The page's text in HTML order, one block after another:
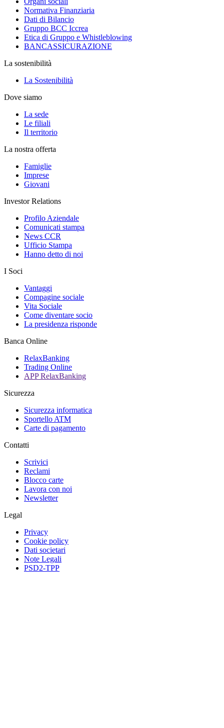
Normativa Finanziaria
Dati di Bilancio
Gruppo BCC Iccrea
Etica di Gruppo e Whistleblowing
BANCASSICURAZIONE
La sostenibilità
La Sostenibilità
Dove siamo
La sede
Le filiali
Il territorio
La nostra offerta
Famiglie
Imprese
Giovani
Investor Relations
Profilo Aziendale
Comunicati stampa
News CCR
Ufficio Stampa
Hanno detto di noi
I Soci
Vantaggi
Compagine sociale
Vita Sociale
Come diventare socio
La presidenza risponde
Banca Online
RelaxBanking
Trading Online
APP RelaxBanking
Sicurezza
Sicurezza informatica
Sportello ATM
Carte di pagamento
Contatti
Scrivici
Reclami
Blocco carte
Lavora con noi
Newsletter
Legal
Privacy
Cookie policy
Dati societari
Note Legali
PSD2-TPP